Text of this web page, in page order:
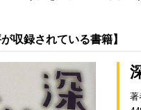
が収録されている書籍】
著